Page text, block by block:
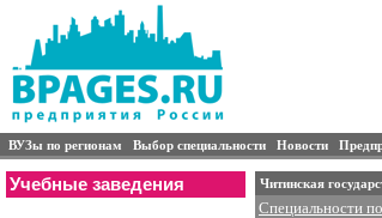
ВУЗы по регионам Выбор специальности Новости
Учебные заведения Читинская
Специальности